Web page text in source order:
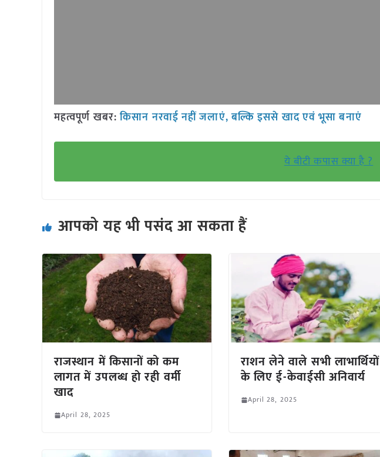
महत्वपूर्ण खबर:किसान नरवाई नहीं जलाएं, बल्कि इससे खाद एवं भूसा बनाएं
ये बीटी कपास क्या है ?
आपको यह भी पसंद आ सकता हैं
राजस्थान में किसानों को कम
लागत में उपलब्ध हो रही वर्मी
खाद
April 28, 2025
राशन लेने वाले सभी लाभार्थियों
के लिए ई-केवाईसी अनिवार्य
April 28, 2025